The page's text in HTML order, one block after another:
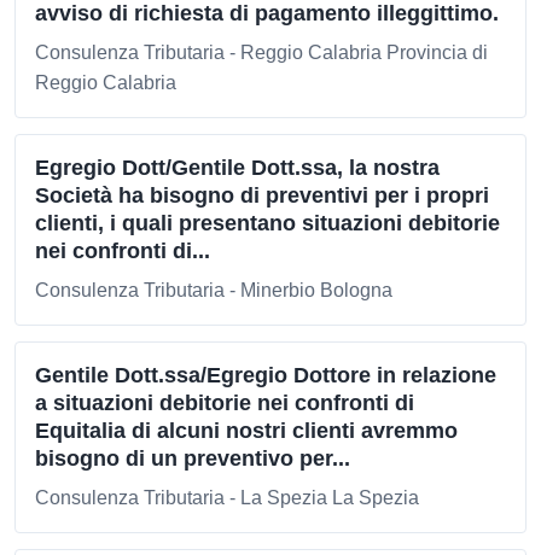
avviso di richiesta di pagamento illeggittimo.
Consulenza Tributaria - Reggio Calabria Provincia di
Reggio Calabria
Egregio Dott/Gentile Dott.ssa, la nostra
Società ha bisogno di preventivi per i propri
clienti, i quali presentano situazioni debitorie
nei confronti di...
Consulenza Tributaria - Minerbio Bologna
Gentile Dott.ssa/Egregio Dottore in relazione
a situazioni debitorie nei confronti di
Equitalia di alcuni nostri clienti avremmo
bisogno di un preventivo per...
Consulenza Tributaria - La Spezia La Spezia